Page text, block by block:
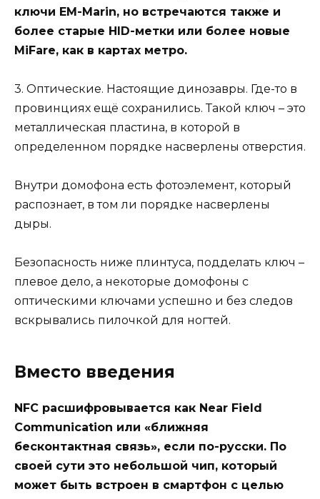
ключи EM-Marin, но встречаются также и
более старые HID-метки или более новые
MiFare, как в картах метро.
3. Оптические. Настоящие динозавры. Где-то в
провинциях ещё сохранились. Такой ключ – это
металлическая пластина, в которой в
определенном порядке насверлены отверстия.
Внутри домофона есть фотоэлемент, который
распознает, в том ли порядке насверлены
дыры.
Безопасность ниже плинтуса, подделать ключ –
плевое дело, а некоторые домофоны с
оптическими ключами успешно и без следов
вскрывались пилочкой для ногтей.
Вместо введения
NFC расшифровывается как Near Field
Communication или «ближняя
бесконтактная связь», если по-русски. По
своей сути это небольшой чип, который
может быть встроен в смартфон с целью